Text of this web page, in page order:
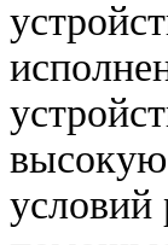
высокую
условий